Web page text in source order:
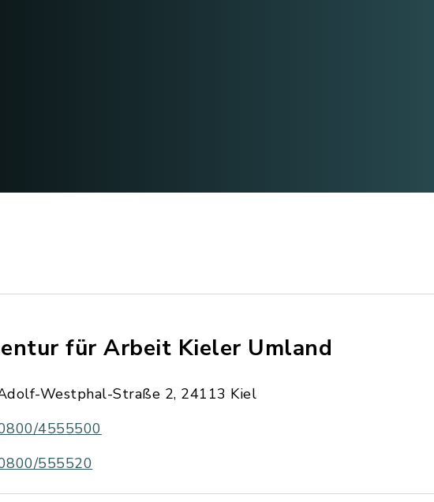
für Arbeit Kieler Umland
Westphal-Straße 2, 24113 Kiel
4555500
555520